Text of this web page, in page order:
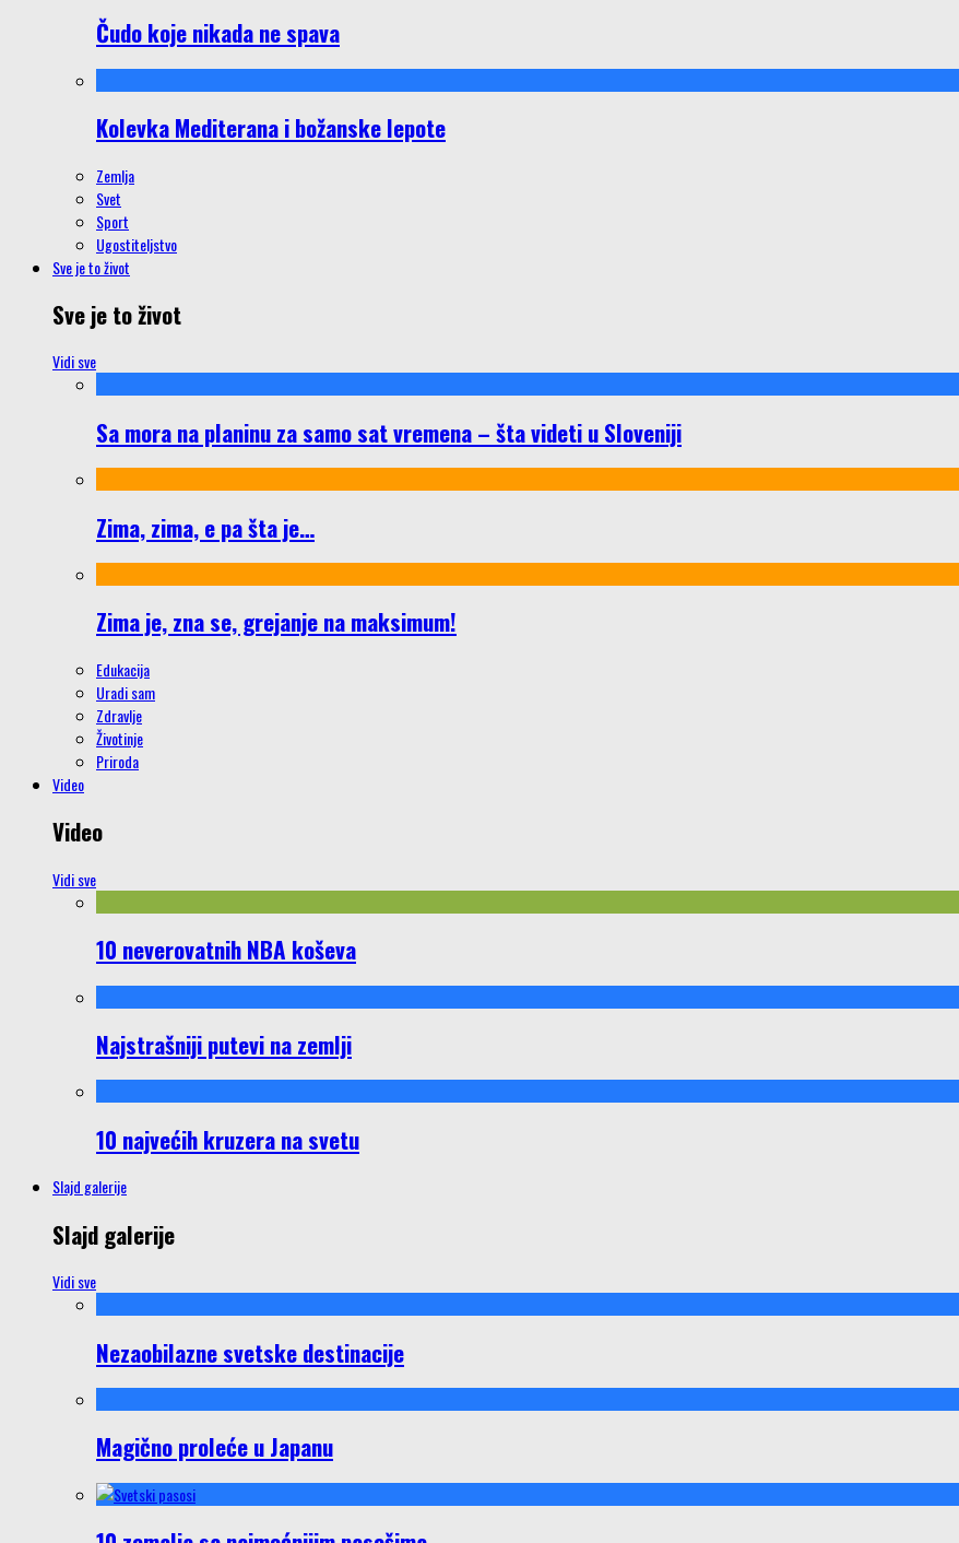
Čudo koje nikada ne spava
Kolevka Mediterana i božanske lepote
Zemlja
Svet
Sport
Ugostiteljstvo
Sve je to život
Sve je to život
Vidi sve
Sa mora na planinu za samo sat vremena – šta videti u Sloveniji
Zima, zima, e pa šta je…
Zima je, zna se, grejanje na maksimum!
Edukacija
Uradi sam
Zdravlje
Životinje
Priroda
Video
Video
Vidi sve
10 neverovatnih NBA koševa
Najstrašniji putevi na zemlji
10 najvećih kruzera na svetu
Slajd galerije
Slajd galerije
Vidi sve
Nezaobilazne svetske destinacije
Magično proleće u Japanu